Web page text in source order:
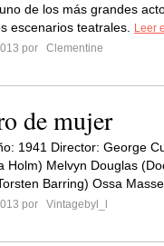
uno de los más grandes
escenarios teatrales.
Leer
por
Clementine
de mujer
1941 Director: George
Holm) Melvyn Douglas
Barring) Ossa
por
Vintagebyl_l